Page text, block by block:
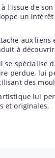
l'issue de
un
aux
à
se spécialise
perdue, lui
des
lui
et originales.